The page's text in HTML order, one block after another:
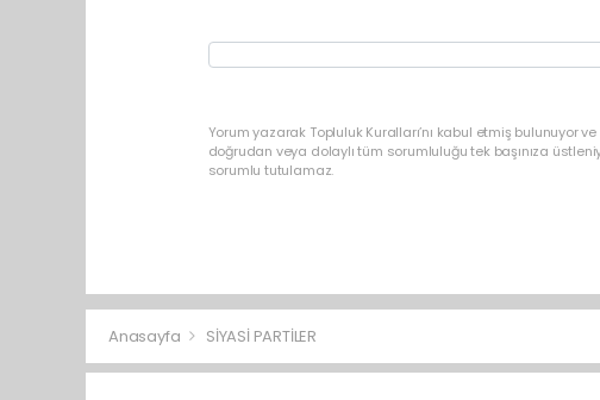
Yorum yazarak Topluluk Kuralları’nı kabul etmiş bulunuyor
doğrudan veya dolaylı tüm sorumluluğu tek başınıza
sorumlu tutulamaz.
Anasayfa SİYASİ PARTİLER